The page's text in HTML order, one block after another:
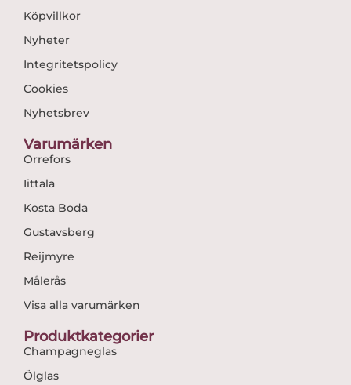
Köpvillkor
Nyheter
Integritetspolicy
Cookies
Nyhetsbrev
Varumärken
Orrefors
Iittala
Kosta Boda
Gustavsberg
Reijmyre
Målerås
Visa alla varumärken
Produktkategorier
Champagneglas
Ölglas